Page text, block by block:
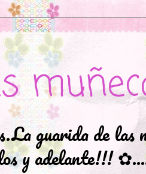
guarida de las
y adelante!!!